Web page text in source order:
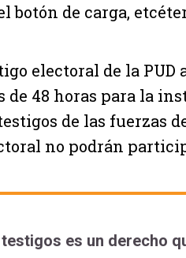
botón de carga,
electoral de la PUD
48 horas para la
de las fuerzas
no podrán
es un derecho